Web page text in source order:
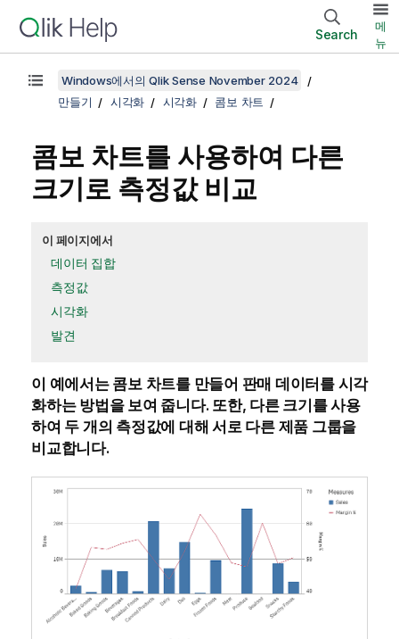
Search
메
뉴
Windows에서의 Qlik Sense November 2024
만들기
시각화 시각화 콤보 차트
콤보 차트를 사용하여 다른
크기로 측정값 비교
이 페이지에서
데이터 집합
측정값
시각화
발견
이 예에서는 콤보 차트를 만들어 판매 데이터를 시각
화하는 방법을 보여 줍니다. 또한, 다른 크기를 사용
하여 두 개의 측정값에 대해 서로 다른 제품 그룹을
비교합니다.